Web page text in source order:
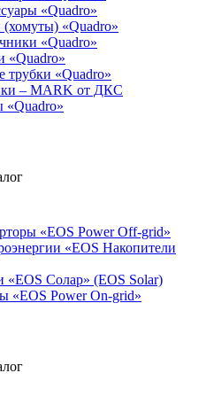
«Quadro»
«Quadro»
«Quadro»
«Quadro»
трубки «Quadro»
– MARK от ДКС
«EOS Power Off-grid»
«EOS Накопители
«EOS Солар» (EOS Solar)
«EOS Power On-grid»